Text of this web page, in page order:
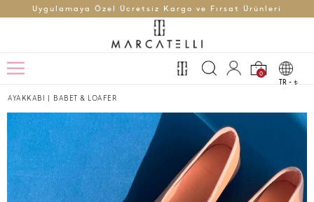
Uygulamaya Özel Ücretsiz Kargo ve Fırsat Ürünleri
0
TR - t
AYAKKABI | BABET & LOAFER